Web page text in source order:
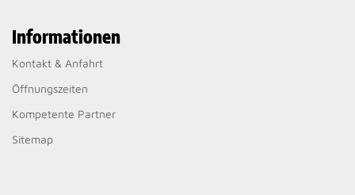
Informationen
Kontakt & Anfahrt
Öffnungszeiten
Kompetente Partner
Sitemap